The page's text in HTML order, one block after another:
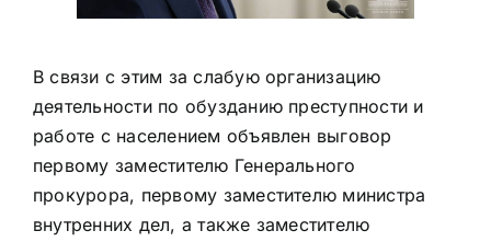
В связи с этим за слабую организацию
деятельности по обузданию преступности и
работе с населением объявлен выговор
первому заместителю Генерального
прокурора, первому заместителю министра
внутренних дел, а также заместителю